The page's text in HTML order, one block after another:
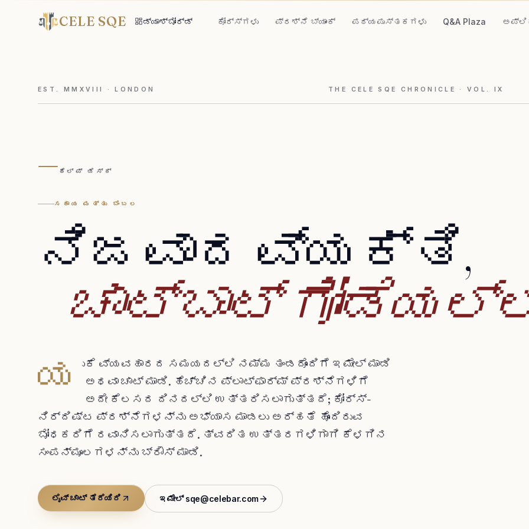
CELE SQE ಡ್ಯಾಶ್‌ಬೋರ್ಡ್ ಕೋರ್ಸ್‌ಗಳು ಪ್ರಶ್ನೆ ಬ್ಯಾಂಕ್ ಪಠ್ಯಪುಸ್ತಕಗಳು Q&A Plaza
EST. MMXVIII · LONDON THE CELE SQE CHRONICLE · VOL. IX
— ಹೆಲ್ಪ್ ಡೆಸ್ಕ್
ಸಹಾಯ ಮತ್ತು ಬೆಂಬಲ
ನಿಜವಾದ ವ್ಯಕ್ತಿ,
ಚಾಟ್‌ಬಾಟ್
ಯ
ುಕೆ ವ್ಯವಹಾರದ ಸಮಯದಲ್ಲಿ ನಮ್ಮ ತಂಡದೊಂದಿಗೆ ಇಮೇಲ್ ಮಾಡಿ
ಅಥವಾ ಚಾಟ್ ಮಾಡಿ. ಹೆಚ್ಚಿನ ಪ್ಲಾಟ್‌ಫಾರ್ಮ್ ಪ್ರಶ್ನೆಗಳಿಗೆ
ಅದೇ ಕೆಲಸದ ದಿನದಲ್ಲಿ ಉತ್ತರಿಸಲಾಗುತ್ತದೆ; ಕೋರ್ಸ್-
ನಿರ್ದಿಷ್ಟ ಪ್ರಶ್ನೆಗಳನ್ನು ಅಭ್ಯಾಸ ಮಾಡಲು ಅರ್ಹತೆ ಹೊಂದಿರುವ
ಬೋಧಕರಿಗೆ ರವಾನಿಸಲಾಗುತ್ತದೆ. ತ್ವರಿತ ಉತ್ತರಗಳಿಗಾಗಿ ಕೆಳಗಿನ
ಸಂಪನ್ಮೂಲಗಳನ್ನು ಬ್ರೌಸ್ ಮಾಡಿ.
ಲೈವ್ ಚಾಟ್ ತೆರೆಯಿರಿ ಇಮೇಲ್ sqe@celebar.com